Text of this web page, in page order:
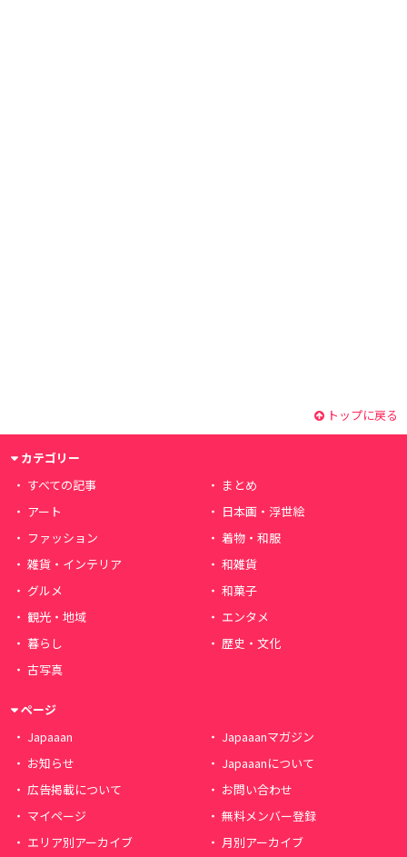
トップに戻る
カテゴリー
すべての記事
まとめ
アート
日本画・浮世絵
ファッション
着物・和服
雑貨・インテリア
和雑貨
グルメ
和菓子
観光・地域
エンタメ
暮らし
歴史・文化
古写真
ページ
Japaaan
Japaaanマガジン
お知らせ
Japaaanについて
広告掲載について
お問い合わせ
マイページ
無料メンバー登録
エリア別アーカイブ
月別アーカイブ